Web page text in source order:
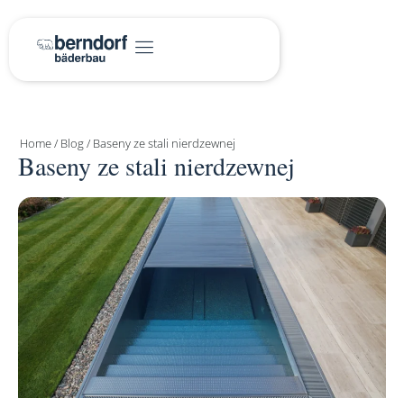
Home/ Blog/ Baseny ze stali nierdzewnej
Baseny ze stali nierdzewnej